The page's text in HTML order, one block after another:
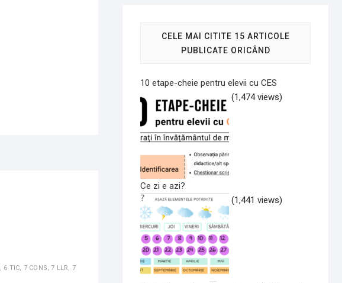
, 6 TIC, 7 CONS,7 LLR, 7
CELE MAI CITITE 15 ARTICOLE
PUBLICATE ORICÂND
10 etape-cheie pentru elevii cu CES
(1,474 views)
Ce zi e azi?
(1,441 views)